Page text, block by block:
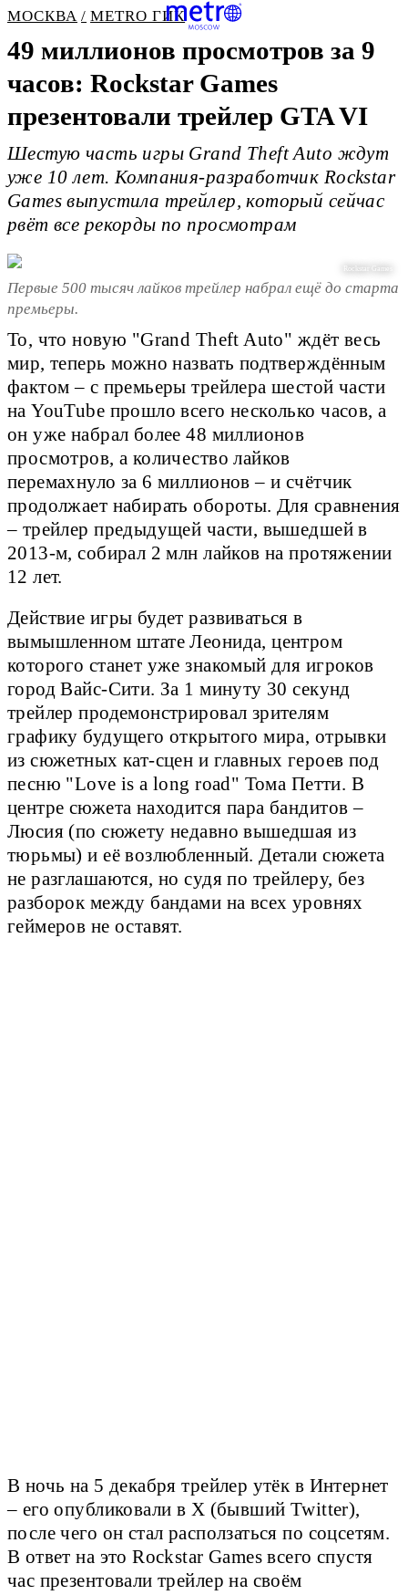
МОСКВА METRO ГИК
49 миллионов просмотров за 9
часов: Rockstar Games
презентовали трейлер GTA VI
Шестую часть игры Grand Theft Auto ждут
уже 10 лет. Компания-разработчик Rockstar
Games выпустила трейлер, который сейчас
рвёт все рекорды по просмотрам
Rockstar Games
Первые 500 тысяч лайков трейлер набрал ещё до старта
премьеры.
То, что новую "Grand Theft Auto" ждёт весь
мир, теперь можно назвать подтверждённым
фактом – с премьеры трейлера шестой части
на YouTube прошло всего несколько часов, а
он уже набрал более 48 миллионов
просмотров, а количество лайков
перемахнуло за 6 миллионов – и счётчик
продолжает набирать обороты. Для сравнения
– трейлер предыдущей части, вышедшей в
2013-м, собирал 2 млн лайков на протяжении
12 лет.
Действие игры будет развиваться в
вымышленном штате Леонида, центром
которого станет уже знакомый для игроков
город Вайс-Сити. За 1 минуту 30 секунд
трейлер продемонстрировал зрителям
графику будущего открытого мира, отрывки
из сюжетных кат-сцен и главных героев под
песню "Love is a long road" Тома Петти. В
центре сюжета находится пара бандитов –
Люсия (по сюжету недавно вышедшая из
тюрьмы) и её возлюбленный. Детали сюжета
не разглашаются, но судя по трейлеру, без
разборок между бандами на всех уровнях
геймеров не оставят.
В ночь на 5 декабря трейлер утёк в Интернет
– его опубликовали в X (бывший Twitter),
после чего он стал расползаться по соцсетям.
В ответ на это Rockstar Games всего спустя
час презентовали трейлер на своём